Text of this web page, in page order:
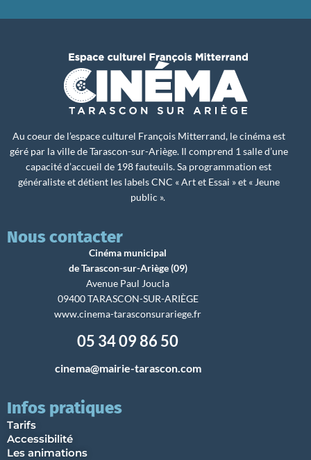
Au coeur de l’espace culturel François Mitterrand, le cinéma est
géré par la ville de Tarascon-sur-Ariège. Il comprend 1 salle d’une
capacité d’accueil de 198 fauteuils. Sa programmation est
généraliste et détient les labels CNC « Art et Essai » et « Jeune
public ».
Nous contacter
Cinéma municipal
de Tarascon-sur-Ariège (09)
Avenue Paul Joucla
09400 TARASCON-SUR-ARIÈGE
www.cinema-tarasconsurariege.fr
05 34 09 86 50
cinema@mairie-tarascon.com
Infos pratiques
Tarifs
Accessibilité
Les animations